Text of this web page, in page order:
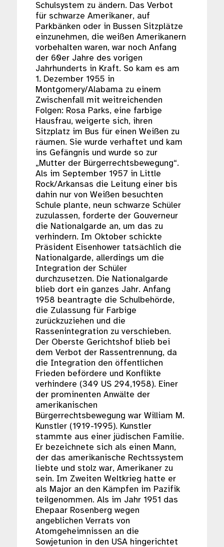
Schulsystem zu ändern. Das Verbot
für schwarze Amerikaner, auf
Parkbänken oder in Bussen Sitzplätze
einzunehmen, die weißen Amerikanern
vorbehalten waren, war noch Anfang
der 60er Jahre des vorigen
Jahrhunderts in Kraft. So kam es am
1. Dezember 1955 in
Montgomery/Alabama zu einem
Zwischenfall mit weitreichenden
Folgen: Rosa Parks, eine farbige
Hausfrau, weigerte sich, ihren
Sitzplatz im Bus für einen Weißen zu
räumen. Sie wurde verhaftet und kam
ins Gefängnis und wurde so zur
„Mutter der Bürgerrechtsbewegung“.
Als im September 1957 in Little
Rock/Arkansas die Leitung einer bis
dahin nur von Weißen besuchten
Schule plante, neun schwarze Schüler
zuzulassen, forderte der Gouverneur
die Nationalgarde an, um das zu
verhindern. Im Oktober schickte
Präsident Eisenhower tatsächlich die
Nationalgarde, allerdings um die
Integration der Schüler
durchzusetzen. Die Nationalgarde
blieb dort ein ganzes Jahr. Anfang
1958 beantragte die Schulbehörde,
die Zulassung für Farbige
zurückzuziehen und die
Rassenintegration zu verschieben.
Der Oberste Gerichtshof blieb bei
dem Verbot der Rassentrennung, da
die Integration den öffentlichen
Frieden befördere und Konflikte
verhindere (349 US 294,1958). Einer
der prominenten Anwälte der
amerikanischen
Bürgerrechtsbewegung war William M.
Kunstler (1919-1995). Kunstler
stammte aus einer jüdischen Familie.
Er bezeichnete sich als einen Mann,
der das amerikanische Rechtssystem
liebte und stolz war, Amerikaner zu
sein. Im Zweiten Weltkrieg hatte er
als Major an den Kämpfen im Pazifik
teilgenommen. Als im Jahr 1951 das
Ehepaar Rosenberg wegen
angeblichen Verrats von
Atomgeheimnissen an die
Sowjetunion in den USA hingerichtet